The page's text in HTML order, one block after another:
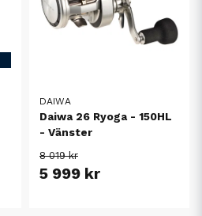
DAIWA
Daiwa 26 Ryoga - 150HL
- Vänster
8 019 kr
5 999 kr